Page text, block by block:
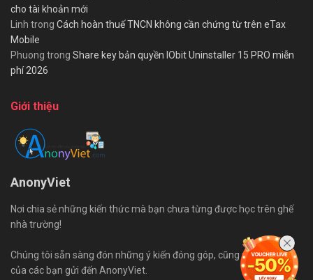
cho tài khoản mới
Linh trong Cách hoàn thuế TNCN không cần chứng từ trên eTax
Mobile
Phuong trong Share key bản quyền IObit Uninstaller 15 PRO miễn
phí 2026
Giới thiệu
AnonyViet
Nơi chia sẻ những kiến thức mà bạn chưa từng được học trên ghế
nhà trường!
Chúng tôi sẵn sàng đón những ý kiến đóng góp, cũng như bài viết
của các bạn gửi đến AnonyViet.